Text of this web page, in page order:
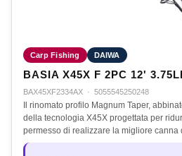
Carp Fishing DAIWA
BASIA X45X F 2PC 12'
BAX45XF2334AX · 5055545250248
Il rinomato profilo Magnum Taper,
della tecnologia X45X progettata per
permesso di realizzare la migliore canna